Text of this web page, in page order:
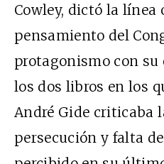
Cowley, dictó la línea
pensamiento del
protagonismo con su
los dos libros en los
André Gide criticaba
persecución y falta